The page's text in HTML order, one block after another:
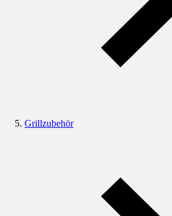
Grillzubehör